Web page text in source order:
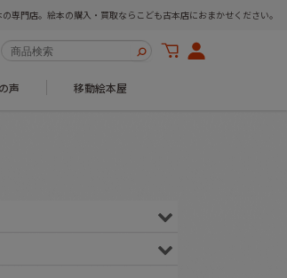
専門店。絵本の購入・買取ならこども古本店におまかせください。
声 移動絵本屋